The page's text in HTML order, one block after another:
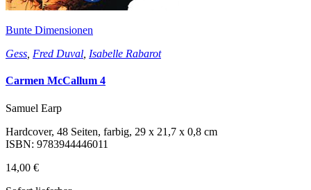
Bunte Dimensionen
Gess Fred Duval Isabelle Rabarot
Carmen McCallum 4
Samuel Earp
Hardcover, 48 Seiten, farbig, 29 x 21,7 x 0,8 cm
ISBN: 9783944446011
14,00 €